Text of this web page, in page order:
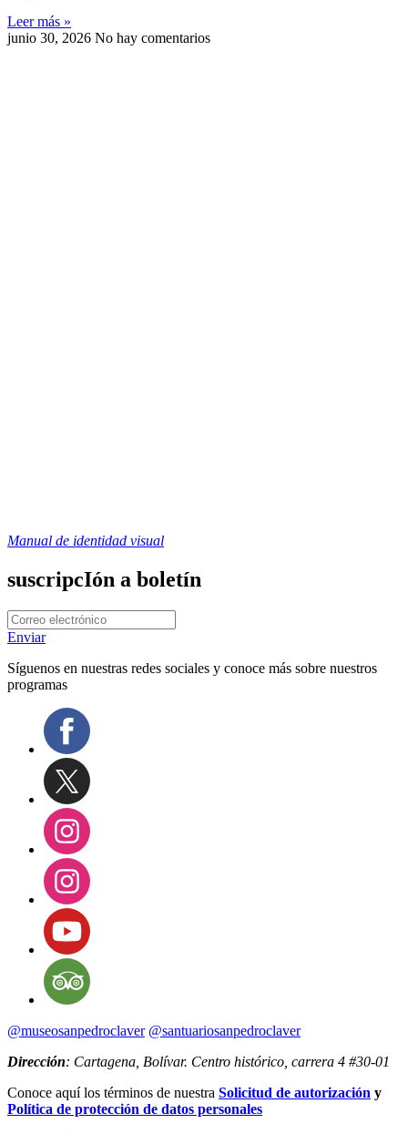
Leer más »
junio 30, 2026 No hay comentarios
Manual de identidad visual
suscripcIón a boletín
Enviar
Síguenos en nuestras redes sociales y conoce más sobre nuestros
programas
@museosanpedroclaver @santuariosanpedroclaver
Dirección: Cartagena, Bolívar. Centro histórico, carrera 4 #30-01
Conoce aquí los términos de nuestra Solicitud de autorización y
Política de protección de datos personales